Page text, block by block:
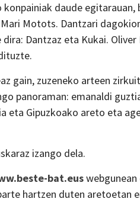
daude egitarauan,
Motots. Dantzari
Dantzaz eta Kukai.
gain, zuzeneko arteen
panoraman: emanaldi
eta Gipuzkoako areto eta
izango dela.
bat.euswebgunean
hartzen duten aretoetan